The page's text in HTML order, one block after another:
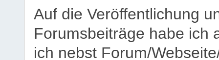
Auf die Veröffentlichung
Forumsbeiträge habe ich
ich nebst Forum/